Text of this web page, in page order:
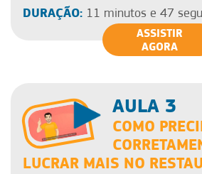
DURAÇÃO:11 minutos e 47
ASSISTIR
AGORA
AULA 3
COMO
LUCRAR MAIS NO